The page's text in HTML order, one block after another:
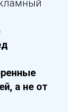
а не от